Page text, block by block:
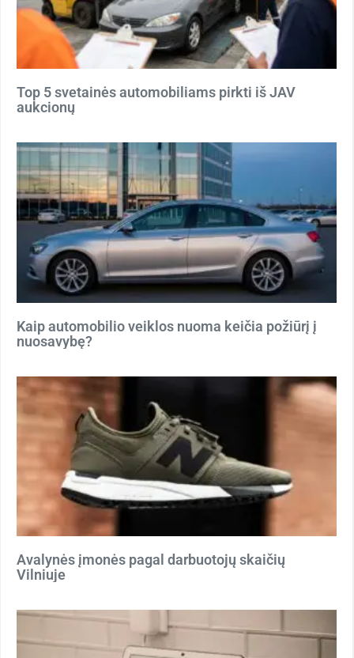
Top 5 svetainės automobiliams pirkti iš JAV
aukcionų
Kaip automobilio veiklos nuoma keičia požiūrį į
nuosavybę?
Avalynės įmonės pagal darbuotojų skaičių
Vilniuje